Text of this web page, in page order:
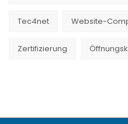
Tec4net Website-
Zertifizierung